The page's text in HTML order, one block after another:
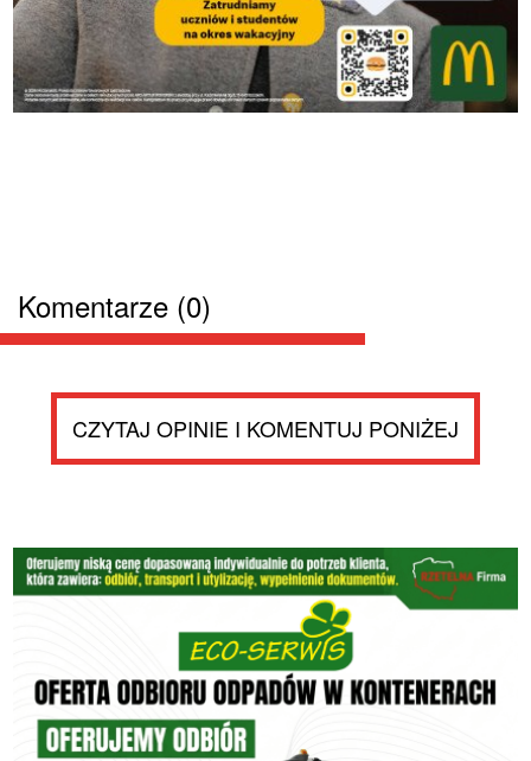
Komentarze (0)
CZYTAJ OPINIE I KOMENTUJ PONIŻEJ